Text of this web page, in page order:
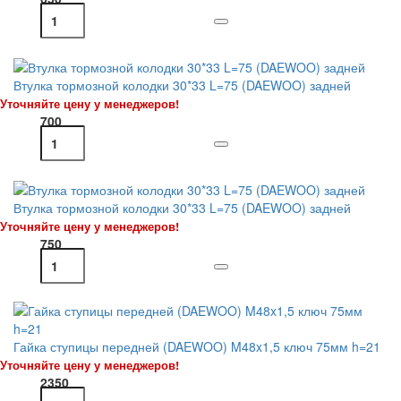
Втулка тормозной колодки 30*33 L=75 (DAEWOO) задней
Уточняйте цену у менеджеров!
700
Втулка тормозной колодки 30*33 L=75 (DAEWOO) задней
Уточняйте цену у менеджеров!
750
Гайка ступицы передней (DAEWOO) M48x1,5 ключ 75мм h=21
Уточняйте цену у менеджеров!
2350